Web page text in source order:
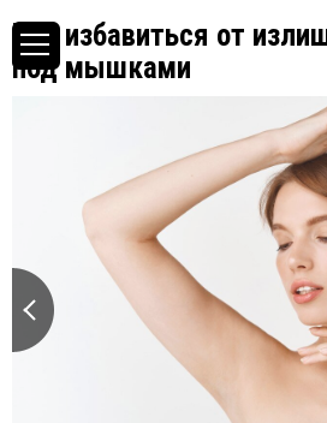
Как избавиться от
под мышками